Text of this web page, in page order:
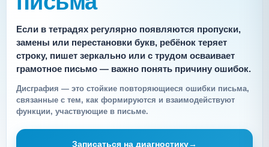
Если в тетрадях регулярно появляются пропуски,
замены или перестановки букв, ребёнок теряет
строку, пишет зеркально или с трудом осваивает
грамотное письмо — важно понять причину ошибок.
Дисграфия — это стойкие повторяющиеся ошибки письма,
связанные с тем, как формируются и взаимодействуют
функции, участвующие в письме.
Записаться на диагностику→